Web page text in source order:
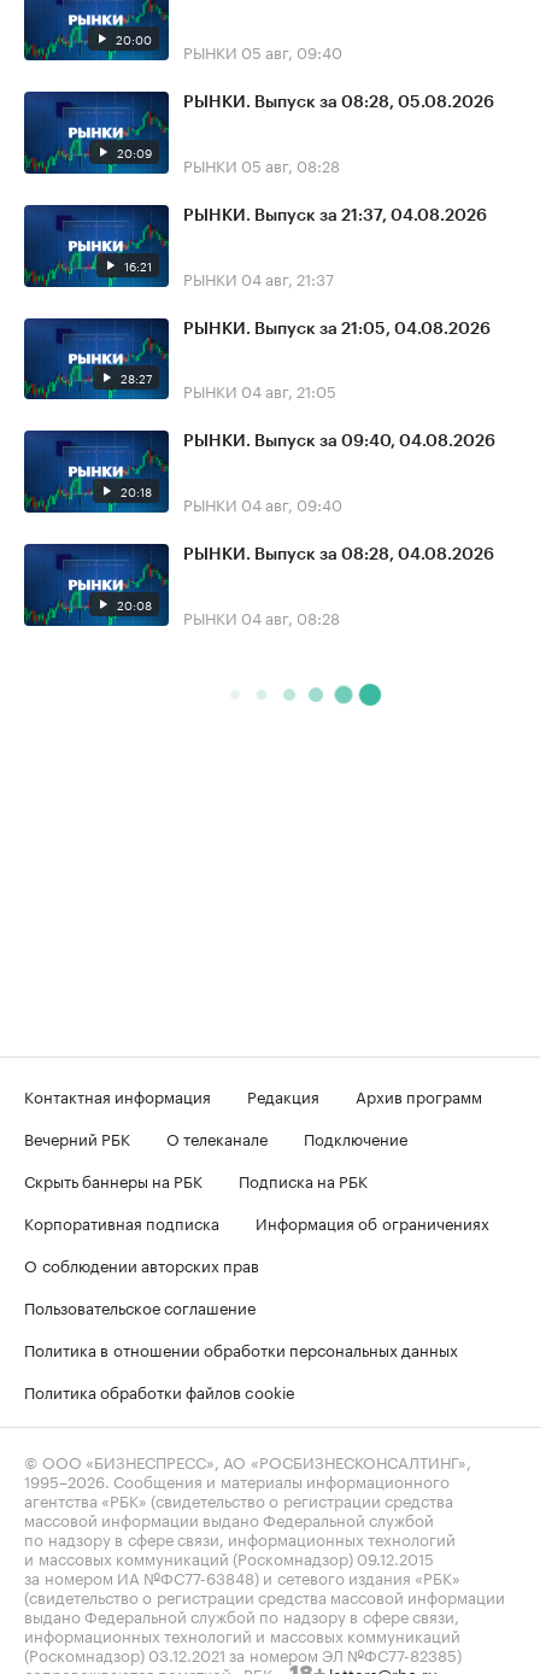
20:00 РЫНКИ 05 авг, 09:40
20:09
РЫНКИ. Выпуск за 08:28, 05.08.2026
РЫНКИ 05 авг, 08:28
16:21
РЫНКИ. Выпуск за 21:37, 04.08.2026
РЫНКИ 04 авг, 21:37
28:27
РЫНКИ. Выпуск за 21:05, 04.08.2026
РЫНКИ 04 авг, 21:05
20:18
РЫНКИ. Выпуск за 09:40, 04.08.2026
РЫНКИ 04 авг, 09:40
20:08
РЫНКИ. Выпуск за 08:28, 04.08.2026
РЫНКИ 04 авг, 08:28
Контактная информация Редакция
Архив программ
Вечерний РБК
О телеканале
Подключение
Скрыть баннеры на РБК
Подписка на РБК
Корпоративная подписка
Информация об ограничениях
О соблюдении авторских прав
Пользовательское соглашение
Политика в отношении обработки персональных данных
Политика обработки файлов cookie
© ООО «БИЗНЕСПРЕСС», АО «РОСБИЗНЕСКОНСАЛТИНГ»,
1995–2026 . Сообщения и материалы информационного
агентства «РБК» (свидетельство о регистрации средства
массовой информации выдано Федеральной службой
по надзору в сфере связи, информационных технологий
и массовых коммуникаций (Роскомнадзор) 09.12.2015
за номером ИА №ФС77-63848) и сетевого издания «РБК»
(свидетельство о регистрации средства массовой информации
выдано Федеральной службой по надзору в сфере связи,
информационных технологий и массовых коммуникаций
(Роскомнадзор) 03.12.2021 за номером ЭЛ №ФС77-82385)